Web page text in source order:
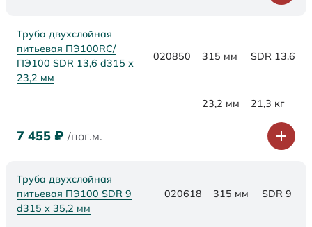
Труба двухслойная
питьевая ПЭ100RC/
ПЭ100 SDR 13,6 d315 х
23,2 мм
020850 315 мм SDR 13,6
23,2 мм 21,3 кг
7 455 ₽ /пог.м.
Труба двухслойная
питьевая ПЭ100 SDR 9
d315 х 35,2 мм
020618 315 мм SDR 9